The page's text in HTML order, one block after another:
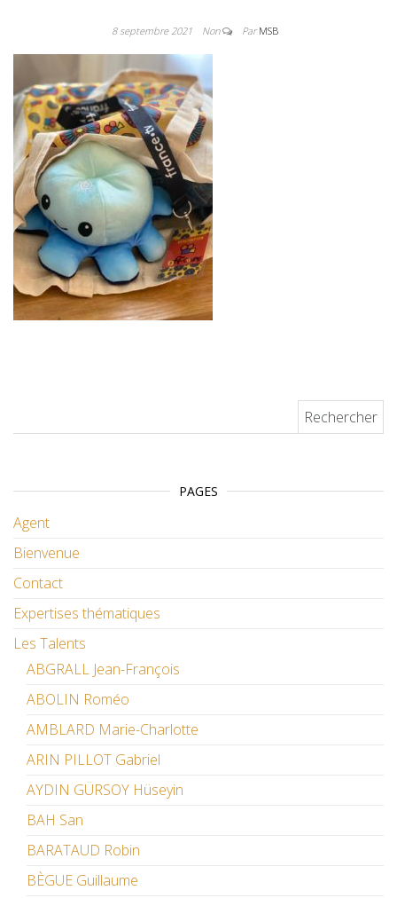
8 septembre 2021 Non ParMSB
PAGES
Agent
Bienvenue
Contact
Expertises thématiques
Les Talents
ABGRALL Jean-François
ABOLIN Roméo
AMBLARD Marie-Charlotte
ARIN PILLOT Gabriel
AYDIN GÜRSOY Hüseyin
BAH San
BARATAUD Robin
BÈGUE Guillaume